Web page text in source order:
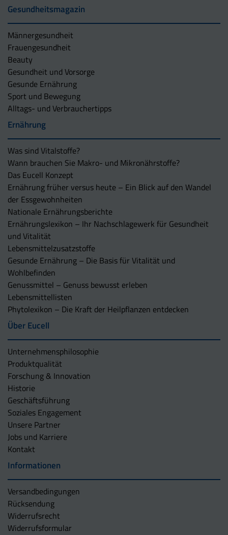
Gesundheitsmagazin
Männergesundheit
Frauengesundheit
Beauty
Gesundheit und Vorsorge
Gesunde Ernährung
Sport und Bewegung
Alltags- und Verbrauchertipps
Ernährung
Was sind Vitalstoffe?
Wann brauchen Sie Makro- und Mikronährstoffe?
Das Eucell Konzept
Ernährung früher versus heute – Ein Blick auf den Wandel
der Essgewohnheiten
Nationale Ernährungsberichte
Ernährungslexikon – Ihr Nachschlagewerk für Gesundheit
und Vitalität
Lebensmittelzusatzstoffe
Gesunde Ernährung – Die Basis für Vitalität und
Wohlbefinden
Genussmittel – Genuss bewusst erleben
Lebensmittellisten
Phytolexikon – Die Kraft der Heilpflanzen entdecken
Über Eucell
Unternehmens­philosophie
Produktqualität
Forschung & Innovation
Historie
Geschäftsführung
Soziales Engagement
Unsere Partner
Jobs und Karriere
Kontakt
Informationen
Versandbedingungen
Rücksendung
Widerrufsrecht
Widerrufsformular